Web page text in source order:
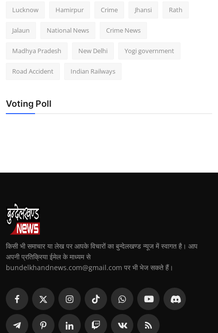
Lucknow Hamirpur Crime Jhansi Rath
Jalaun National News Crime News
Madhya Pradesh New Delhi Yogi government
Road Accident Indian Railways
Voting Poll
किसी भी समाचार या लेख पर आपके विचारों का बुन्देलखण्ड न्यूज में स्वागत है। आप
अपनी प्रतिक्रिया ईमेल के माध्यम से
bundelkhandnews.com@gmail.com पर भी भेज सकते हैं।